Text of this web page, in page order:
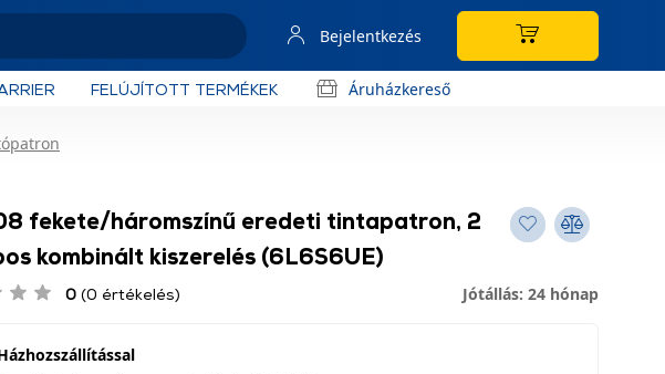
Bejelentkezés
FELÚJÍTOTT TERMÉKEK Áruházkereső
fekete/háromszínű eredeti tintapatron, 2
kombinált kiszerelés (6L6S6UE)
0 (0 értékelés) Jótállás: 24 hónap